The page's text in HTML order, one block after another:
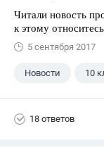
Читали новость
к этому относитесь
5 сентября 2017
Новости 10
18 ответов